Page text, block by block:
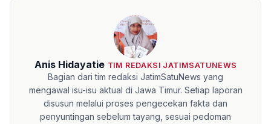
Anis Hidayatie TIM REDAKSI JATIMSATUNEWS
Bagian dari tim redaksi JatimSatuNews yang
mengawal isu-isu aktual di Jawa Timur. Setiap laporan
disusun melalui proses pengecekan fakta dan
penyuntingan sebelum tayang, sesuai pedoman